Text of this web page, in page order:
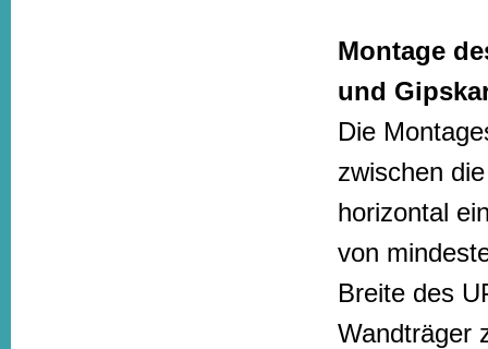
Montage
und
Die
zwischen
horizontal
von
Breite des
Wandträger